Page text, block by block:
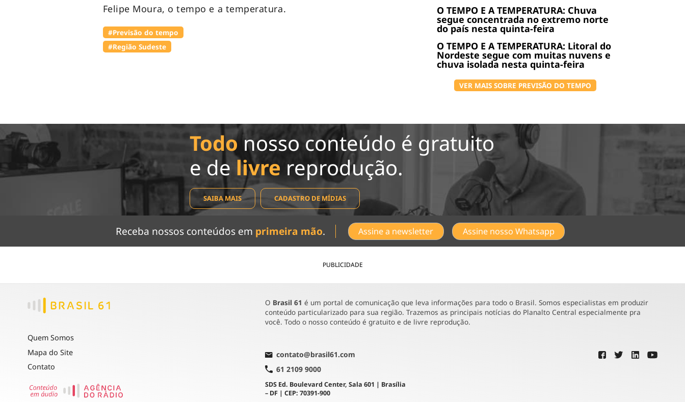
O TEMPO E A TEMPERATURA: Chuva
segue concentrada no extremo norte
do país nesta quinta-feira
O TEMPO E A TEMPERATURA: Litoral do
Nordeste segue com muitas nuvens e
chuva isolada nesta quinta-feira
VER MAIS SOBRE PREVISÃO DO TEMPO
Felipe Moura, o tempo e a temperatura.
#Previsão do tempo
#Região Sudeste
Todonosso conteúdo é gratuito
e de livre reprodução.
SAIBA MAIS CADASTRO DE MÍDIAS
Receba nossos conteúdos em primeira mão. Assine a newsletter Assine nosso Whatsapp
PUBLICIDADE
Quem Somos
Mapa do Site
Contato
O Brasil 61 é um portal de comunicação que leva informações para todo o Brasil. Somos especialistas em produzir
conteúdo particularizado para sua região. Trazemos as principais notícias do Planalto Central especialmente pra
você. Todo o nosso conteúdo é gratuito e de livre reprodução.
contato@brasil61.com
61 2109 9000
SDS Ed. Boulevard Center, Sala 601 | Brasília
– DF | CEP: 70391-900